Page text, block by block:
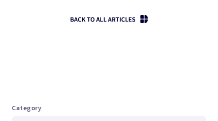
Category